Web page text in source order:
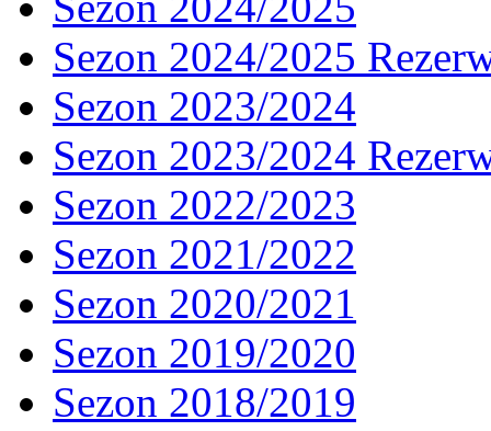
Sezon 2024/2025
Sezon 2023/2024
Sezon 2023/2024
Sezon 2022/2023
Sezon 2021/2022
Sezon 2020/2021
Sezon 2019/2020
Sezon 2018/2019